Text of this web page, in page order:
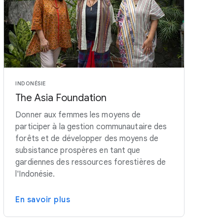
INDONÉSIE
The Asia Foundation
Donner aux femmes les moyens de
participer à la gestion communautaire des
forêts et de développer des moyens de
subsistance prospères en tant que
gardiennes des ressources forestières de
l'Indonésie.
En savoir plus